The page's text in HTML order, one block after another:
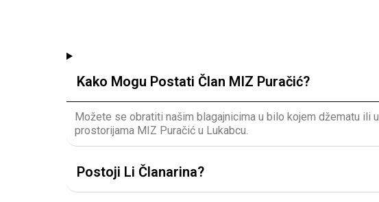
Kako Mogu Postati Član MIZ Puračić?
Možete se obratiti našim blagajnicima u bilo kojem džematu ili u
prostorijama MIZ Puračić u Lukabcu.
Postoji Li Članarina?